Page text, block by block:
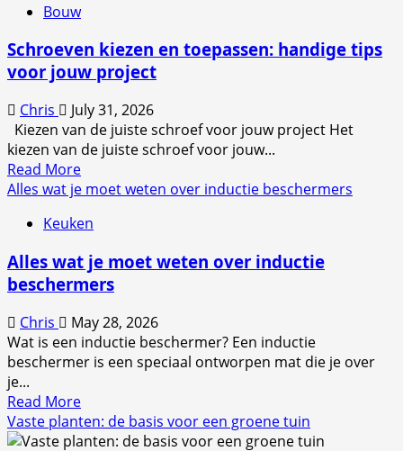
Bouw
Schroeven kiezen en toepassen: handige tips
voor jouw project
Chris
July 31, 2026
Kiezen van de juiste schroef voor jouw project Het
kiezen van de juiste schroef voor jouw...
Read MoreRead
more
Schroeven
en
toepassen:
tips
voor
jouw
Alles wat je moet weten over inductie beschermers
Keuken
Alles wat je moet weten over inductie
beschermers
Chris
May 28, 2026
Wat is een inductie beschermer? Een inductie
beschermer is een speciaal ontworpen mat die je over
je...
Read MoreRead
more
about
Vaste planten: de basis voor een groene tuin